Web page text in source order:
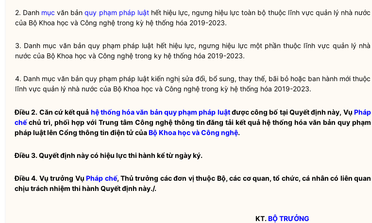
2. Danh mục văn bảnquy phạm pháp luậthết hiệu lực, ngưng hiệu lực toàn bộ thuộc lĩnh vực quản lý nhà nước
của Bộ Khoa học và Công nghệ trong kỳ hệ thống hóa 2019-2023.
3. Danh mục văn bản quy phạm pháp luật hết hiệu lực, ngưng hiệu lực một phần thuộc lĩnh vực quản lý nhà
nước của Bộ Khoa học và Công nghệ trong ky hệ thống hóa 2019-2023.
4. Danh mục văn bản quy phạm pháp luật kiến nghị sửa đổi, bổ sung, thay thế, bãi bỏ hoặc ban hành mới thuộc
lĩnh vực quản lý nhà nước của Bộ Khoa học và Công nghệ trong kỳ hệ thống hóa 2019-2023.
Điều 2. Căn cứ kết quả hệ thống hóa văn bản quy phạm pháp luậtđược công bố tại Quyết định này, VụPháp
chếchủ trì, phối hợp với Trung tâm Công nghệ thông tin đăng tải kết quảhệ thống hóa văn bản quy phạm
pháp luậtlên Cổng thông tin điện tử củaBộ Khoa học và Công nghệ.
Điều 3.Quyết định này có hiệu lực thi hành kể từ ngày ký.
Điều 4. Vụ trưởng VụPháp chế, Thủ trưởng các đơn vị thuộc Bộ, các cơ quan, tổ chức, cá nhân có liên quan
chịu trách nhiệm thi hành Quyết định này./.
KT.BỘ TRƯỞNG